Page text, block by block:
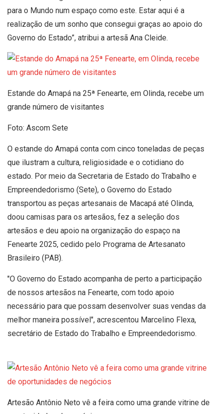
para o Mundo num espaço como este. Estar aqui é a
realização de um sonho que consegui graças ao apoio do
Governo do Estado”, atribui a artesã Ana Cleide.
Estande do Amapá na 25ª Fenearte, em Olinda, recebe um
grande número de visitantes
Foto: Ascom Sete
O estande do Amapá conta com cinco toneladas de peças
que ilustram a cultura, religiosidade e o cotidiano do
estado. Por meio da Secretaria de Estado do Trabalho e
Empreendedorismo (Sete), o Governo do Estado
transportou as peças artesanais de Macapá até Olinda,
doou camisas para os artesãos, fez a seleção dos
artesãos e deu apoio na organização do espaço na
Fenearte 2025, cedido pelo Programa de Artesanato
Brasileiro (PAB).
"O Governo do Estado acompanha de perto a participação
de nossos artesãos na Fenearte, com todo apoio
necessário para que possam desenvolver suas vendas da
melhor maneira possível", acrescentou Marcelino Flexa,
secretário de Estado do Trabalho e Empreendedorismo.
Artesão Antônio Neto vê a feira como uma grande vitrine de